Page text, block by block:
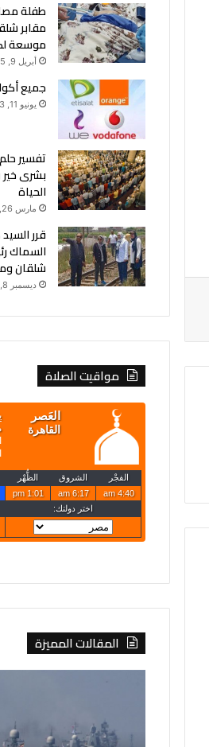
طفلة
مقابر
موسعة
أبريل 9, 2025
جميع
يونيو 11, 2023
تفسير
بشرى
الحياة
مارس 26, 2025
قرر
السماك
شلقان
ديسمبر 8, 2022
مواقيت الصلاة
المقالات المميزة